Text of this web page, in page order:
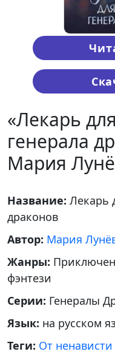
«Лекарь
генерала
Мария
Название: Лекарь
драконов
Автор: Мария
Жанры:
фэнтези
Серии: Генералы
Язык: на русском
Теги: От